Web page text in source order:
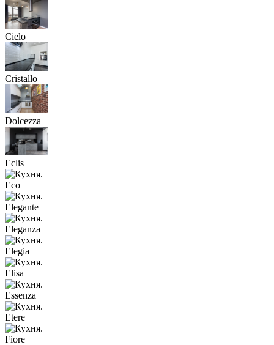
Cielo
Cristallo
Dolcezza
Eclis
Eco
Elegante
Eleganza
Elegia
Elisa
Essenza
Etere
Fiore